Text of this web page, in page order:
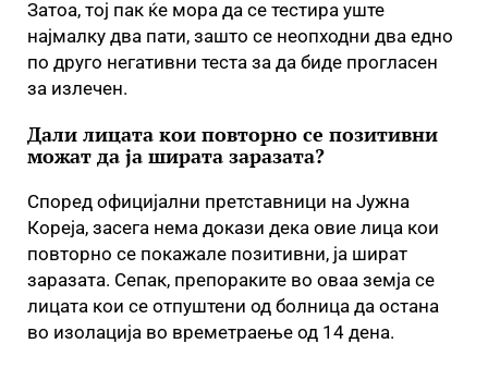
Затоа, тој пак ќе мора да се тестира уште
најмалку два пати, зашто се неопходни два едно
по друго негативни теста за да биде прогласен
за излечен.
Дали лицата кои повторно се позитивни
можат да ја ширата заразата?
Според официјални претставници на Јужна
Кореја, засега нема докази дека овие лица кои
повторно се покажале позитивни, ја шират
заразата. Сепак, препораките во оваа земја се
лицата кои се отпуштени од болница да остана
во изолација во времетраење од 14 дена.